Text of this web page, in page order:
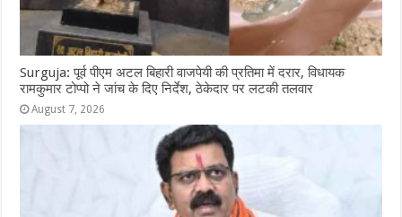
Surguja: पूर्व पीएम अटल बिहारी वाजपेयी की प्रतिमा में दरार, विधायक
रामकुमार टोप्पो ने जांच के दिए निर्देश, ठेकेदार पर लटकी तलवार
August 7, 2026